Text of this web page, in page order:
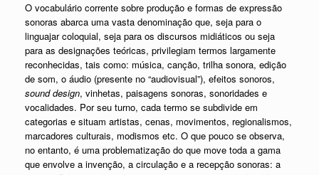
O vocabulário corrente sobre produção e formas de expressão
sonoras abarca uma vasta denominação que, seja para o
linguajar coloquial, seja para os discursos midiáticos ou seja
para as designações teóricas, privilegiam termos largamente
reconhecidas, tais como: música, canção, trilha sonora, edição
de som, o áudio (presente no “audiovisual”), efeitos sonoros,
sound design, vinhetas, paisagens sonoras, sonoridades e
vocalidades. Por seu turno, cada termo se subdivide em
categorias e situam artistas, cenas, movimentos, regionalismos,
marcadores culturais, modismos etc. O que pouco se observa,
no entanto, é uma problematização do que move toda a gama
que envolve a invenção, a circulação e a recepção sonoras: a